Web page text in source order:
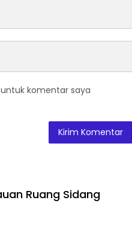
komentar saya
Ruang Sidang